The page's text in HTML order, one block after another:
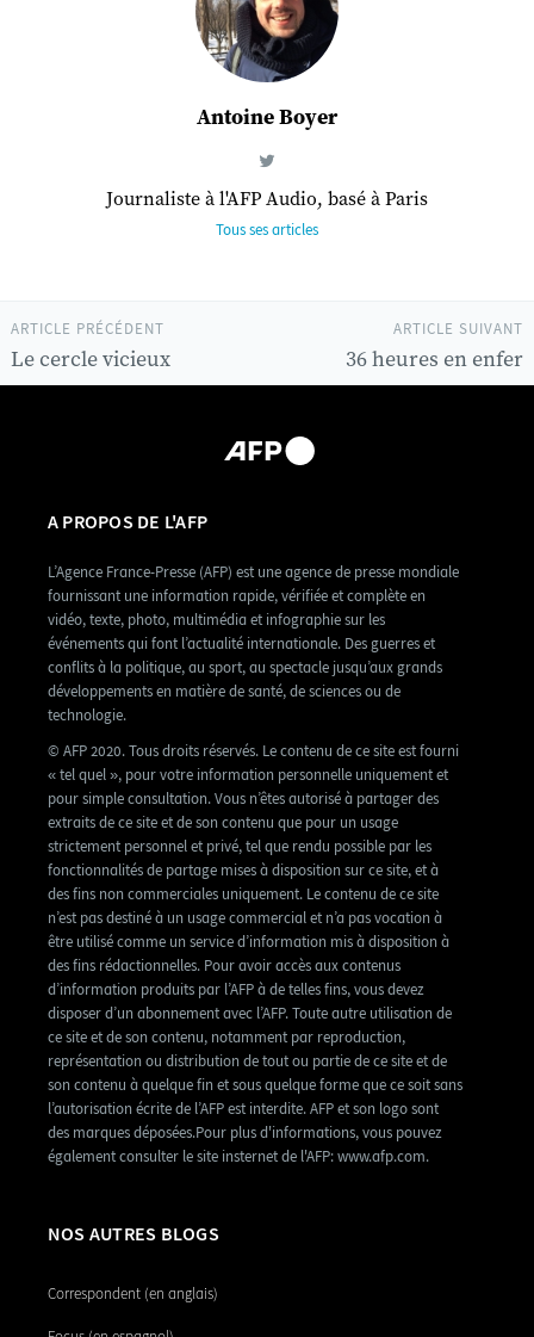
Antoine Boyer
Journaliste à l'AFP Audio, basé à Paris
Tous ses articles
ARTICLE SUIVANT
36 heures en enfer
ARTICLE PRÉCÉDENT
Le cercle vicieux
A PROPOS DE L'AFP
L’Agence France-Presse (AFP) est une agence de presse mondiale
fournissant une information rapide, vérifiée et complète en
vidéo, texte, photo, multimédia et infographie sur les
événements qui font l’actualité internationale. Des guerres et
conflits à la politique, au sport, au spectacle jusqu’aux grands
développements en matière de santé, de sciences ou de
technologie.
© AFP 2020. Tous droits réservés. Le contenu de ce site est fourni
« tel quel », pour votre information personnelle uniquement et
pour simple consultation. Vous n’êtes autorisé à partager des
extraits de ce site et de son contenu que pour un usage
strictement personnel et privé, tel que rendu possible par les
fonctionnalités de partage mises à disposition sur ce site, et à
des fins non commerciales uniquement. Le contenu de ce site
n’est pas destiné à un usage commercial et n’a pas vocation à
être utilisé comme un service d’information mis à disposition à
des fins rédactionnelles. Pour avoir accès aux contenus
d’information produits par l’AFP à de telles fins, vous devez
disposer d’un abonnement avec l’AFP. Toute autre utilisation de
ce site et de son contenu, notamment par reproduction,
représentation ou distribution de tout ou partie de ce site et de
son contenu à quelque fin et sous quelque forme que ce soit sans
l’autorisation écrite de l’AFP est interdite. AFP et son logo sont
des marques déposées.Pour plus d'informations, vous pouvez
également consulter le site insternet de l'AFP: www.afp.com.
NOS AUTRES BLOGS
Correspondent (en anglais)